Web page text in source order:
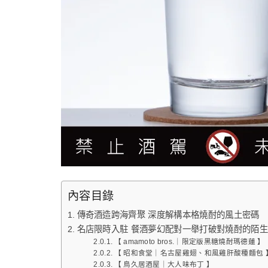
內容目錄
傳奇酒造跨海⿑聚 深度解構本格燒酎的風⼟密碼
名店限時入駐 餐酒夢幻配對⼀舉打破對燒酎的陌⽣
【 amamoto bros.｜限定版⿊糖燒酎瑪德蓮 】
【 昭和食堂｜名古屋雞翅、和風雞肝酸種麵包
【 ⿃久居酒屋｜⼤⼈味布丁 】